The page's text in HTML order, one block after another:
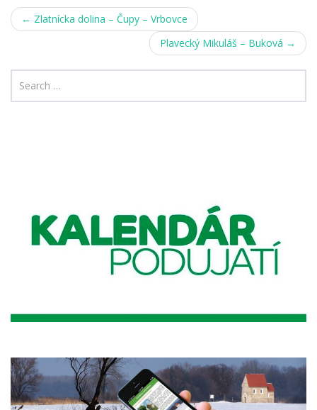
Post
← Zlatnícka dolina – Čupy – Vrbovce
Plavecký Mikuláš – Buková →